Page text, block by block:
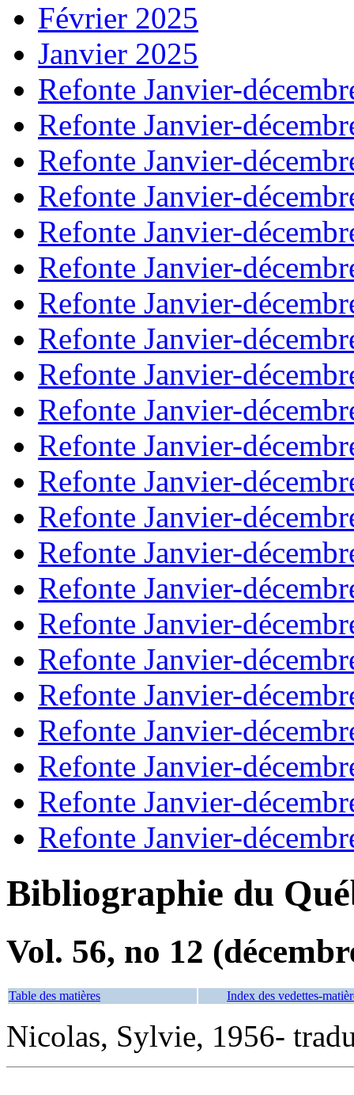
Février 2025
Janvier 2025
Refonte Janvier-
Refonte Janvier-
Refonte Janvier-
Refonte Janvier-
Refonte Janvier-
Refonte Janvier-
Refonte Janvier-
Refonte Janvier-
Refonte Janvier-
Refonte Janvier-
Refonte Janvier-
Refonte Janvier-
Refonte Janvier-
Refonte Janvier-
Refonte Janvier-
Refonte Janvier-
Refonte Janvier-
Refonte Janvier-
Refonte Janvier-
Refonte Janvier-
Refonte Janvier-
Refonte Janvier-
Bibliographie du
Vol. 56, no 12
Table des matières Index des vedettes-
Nicolas, Sylvie, 1956-